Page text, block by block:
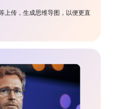
上传，生成思维导图，以便更直